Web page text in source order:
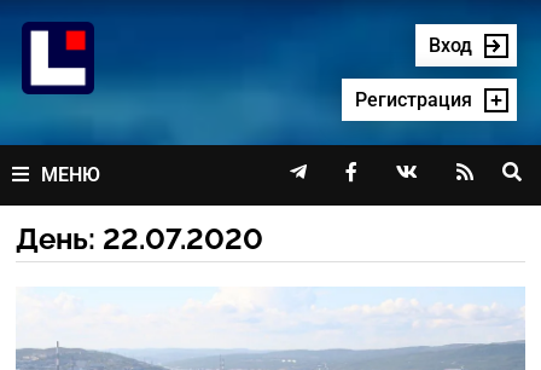
содержимому
Вход
Регистрация
МЕНЮ    
День: 22.07.2020